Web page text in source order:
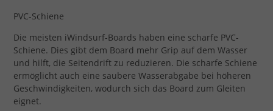
PVC-Schiene
Die meisten iWindsurf-Boards haben eine scharfe PVC-
Schiene. Dies gibt dem Board mehr Grip auf dem Wasser
und hilft, die Seitendrift zu reduzieren. Die scharfe Schiene
ermöglicht auch eine saubere Wasserabgabe bei höheren
Geschwindigkeiten, wodurch sich das Board zum Gleiten
eignet.